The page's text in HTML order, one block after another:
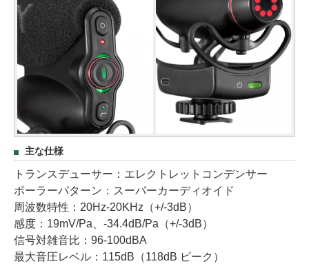
主な仕様
トランスデューサー：エレクトレットコンデンサー
ポーラーパターン：スーパーカーディオイド
周波数特性：20Hz-20KHz（+/-3dB）
感度：19mV/Pa、-34.4dB/Pa（+/-3dB）
信号対雑音比：96-100dBA
最大音圧レベル：115dB（118dB ピーク）